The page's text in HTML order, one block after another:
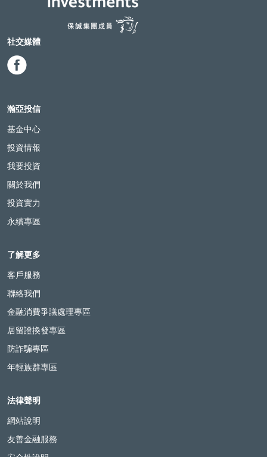
社交媒體
瀚亞投信
基金中心
投資情報
我要投資
關於我們
投資實力
永續專區
了解更多
客戶服務
聯絡我們
金融消費爭議處理專區
居留證換發專區
防詐騙專區
年輕族群專區
法律聲明
網站說明
友善金融服務